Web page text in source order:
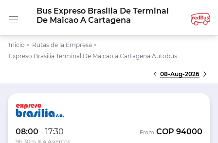
Bus Expreso Brasilia De Terminal
De Maicao A Cartagena
Inicio > Rutas de la Empresa >
Expreso Brasilia Terminal De Maicao a Cartagena Autobús
08-Aug-2026
08:00 - 17:30
9h 30m 4 Asientos
From COP 94000